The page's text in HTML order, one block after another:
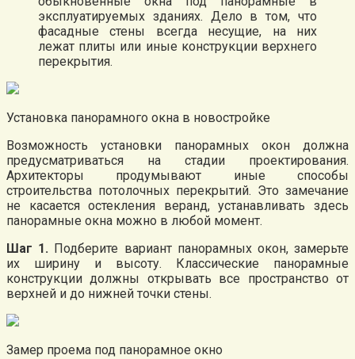
эксплуатируемых зданиях. Дело в том, что
фасадные стены всегда несущие, на них
лежат плиты или иные конструкции верхнего
перекрытия.
Установка панорамного окна в новостройке
Возможность установки панорамных окон должна
предусматриваться на стадии проектирования.
Архитекторы продумывают иные способы
строительства потолочных перекрытий. Это замечание
не касается остекления веранд, устанавливать здесь
панорамные окна можно в любой момент.
Шаг 1. Подберите вариант панорамных окон, замерьте
их ширину и высоту. Классические панорамные
конструкции должны открывать все пространство от
верхней и до нижней точки стены.
Замер проема под панорамное окно